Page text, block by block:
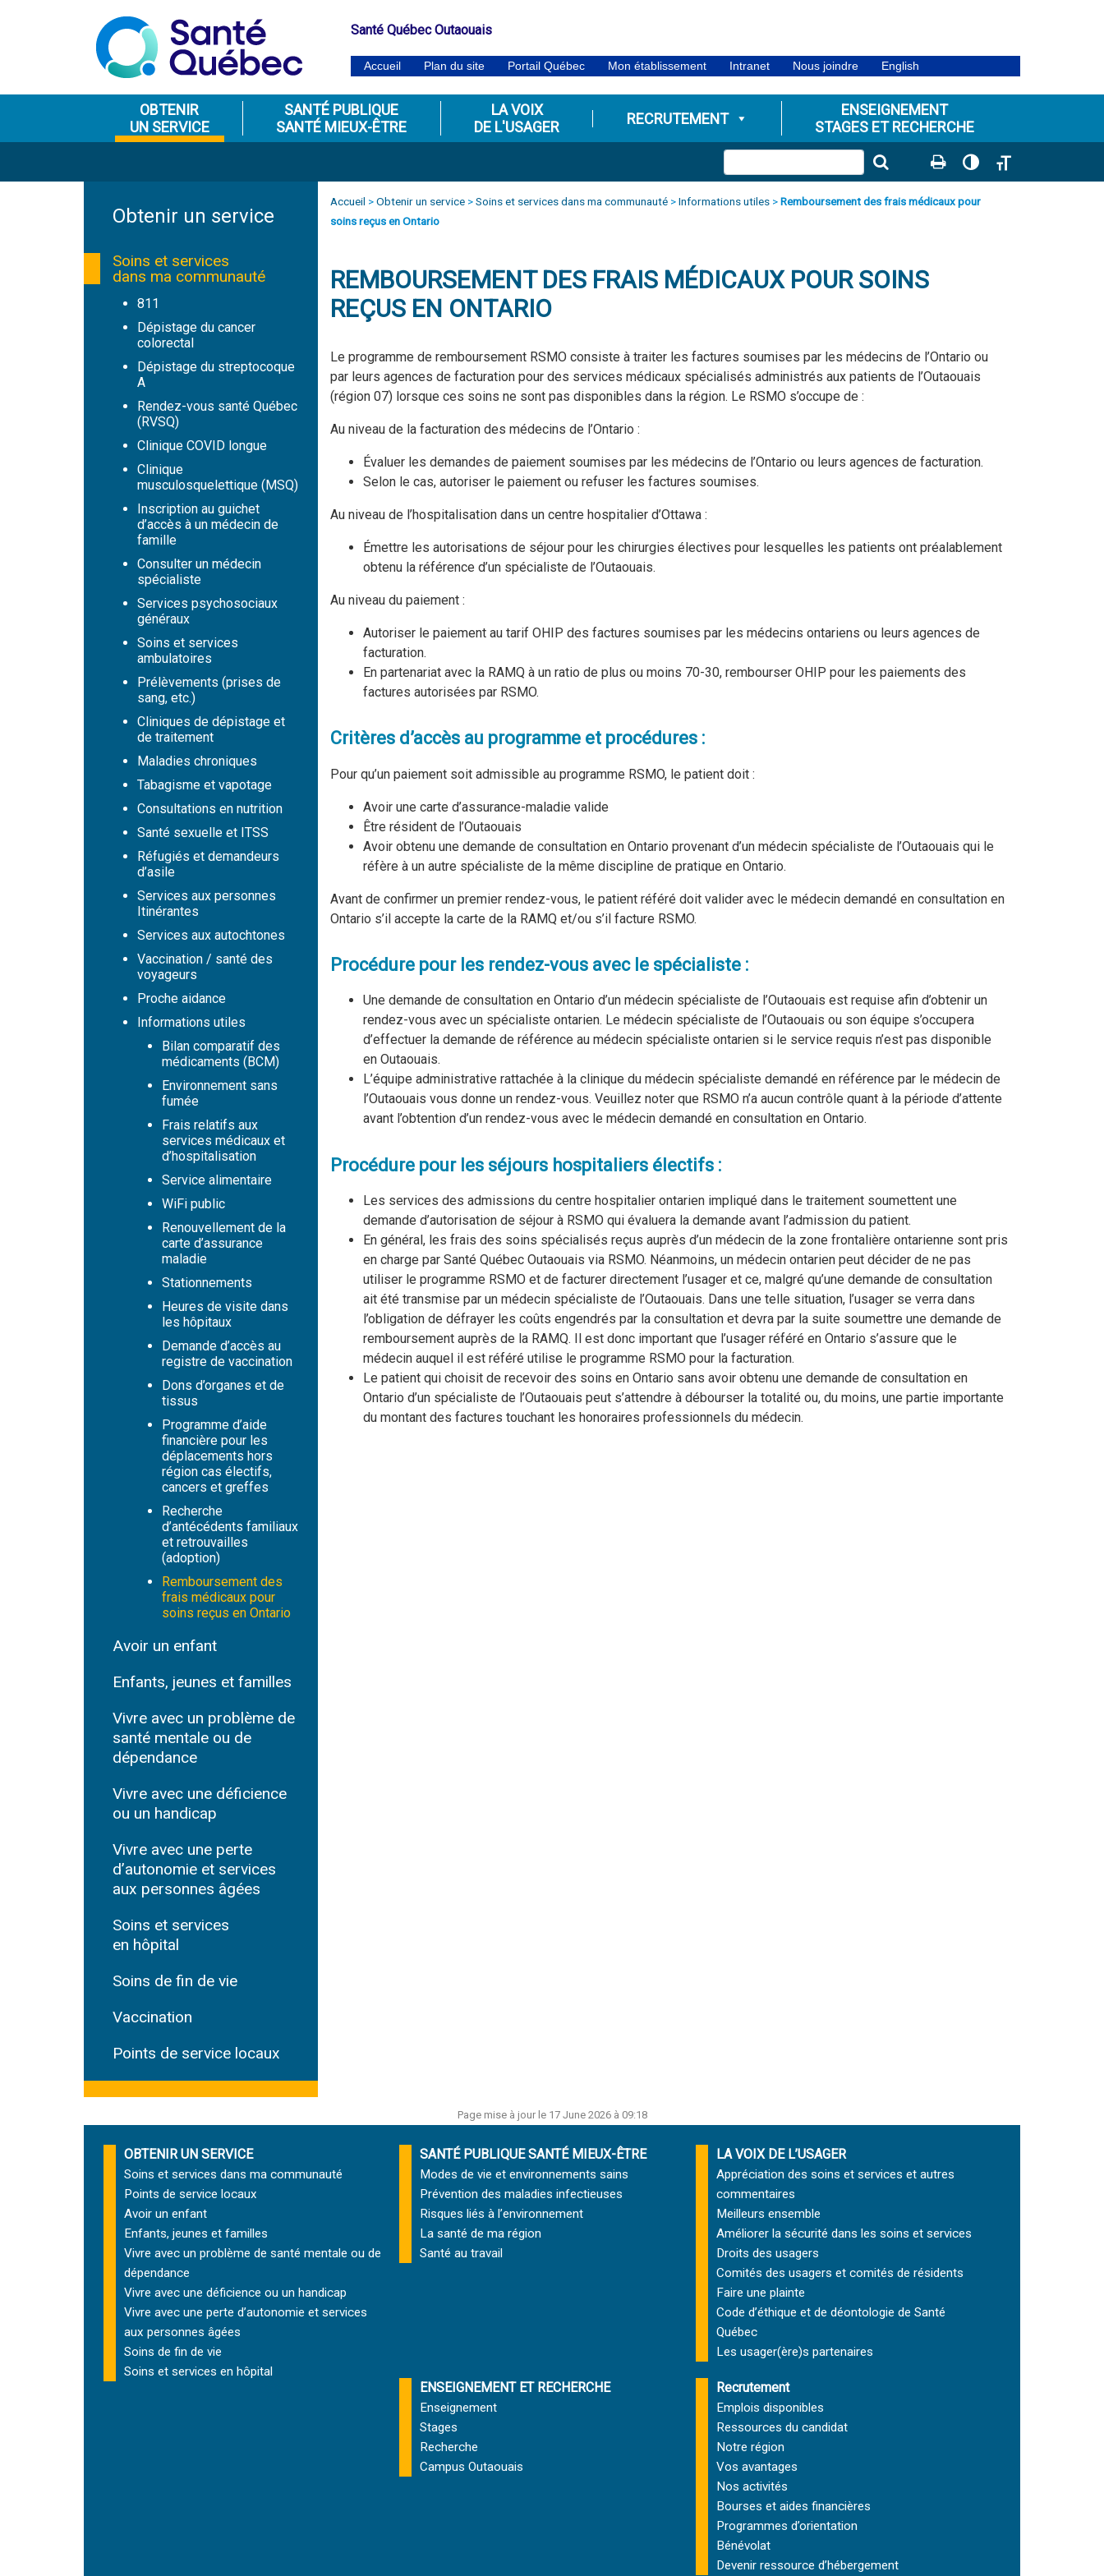
Santé Québec Outaouais
Accueil Plan du site Portail Québec Mon établissement Intranet Nous joindre English
OBTENIR
UN SERVICE
SANTÉ PUBLIQUE
SANTÉ MIEUX-ÊTRE
LA VOIX
DE L'USAGER
RECRUTEMENT
ENSEIGNEMENT
STAGES ET RECHERCHE
Passer en contraste
Changer la taille
Obtenir un service
Soins et services
dans ma communauté
811
Dépistage du cancer
colorectal
Dépistage du streptocoque
A
Rendez-vous santé Québec
(RVSQ)
Clinique COVID longue
Clinique
musculosquelettique (MSQ)
Inscription au guichet
d’accès à un médecin de
famille
Consulter un médecin
spécialiste
Services psychosociaux
généraux
Soins et services
ambulatoires
Prélèvements (prises de
sang, etc.)
Cliniques de dépistage et
de traitement
Maladies chroniques
Tabagisme et vapotage
Consultations en nutrition
Santé sexuelle et ITSS
Réfugiés et demandeurs
d’asile
Services aux personnes
Itinérantes
Services aux autochtones
Vaccination / santé des
voyageurs
Proche aidance
Informations utiles
Bilan comparatif des
médicaments (BCM)
Environnement sans
fumée
Frais relatifs aux
services médicaux et
d’hospitalisation
Service alimentaire
WiFi public
Renouvellement de la
carte d’assurance
maladie
Stationnements
Heures de visite dans
les hôpitaux
Demande d’accès au
registre de vaccination
Dons d’organes et de
tissus
Programme d’aide
financière pour les
déplacements hors
région cas électifs,
cancers et greffes
Recherche
d’antécédents familiaux
et retrouvailles
(adoption)
Remboursement des
frais médicaux pour
soins reçus en Ontario
Avoir un enfant
Enfants, jeunes et familles
Vivre avec un problème de
santé mentale ou de
dépendance
Vivre avec une déficience
ou un handicap
Vivre avec une perte
d’autonomie et services
aux personnes âgées
Soins et services
en hôpital
Soins de fin de vie
Vaccination
Points de service locaux
Accueil >Obtenir un service >Soins et services dans ma communauté >Informations utiles >Remboursement des frais médicaux pour
soins reçus en Ontario
REMBOURSEMENT DES FRAIS MÉDICAUX POUR SOINS
REÇUS EN ONTARIO
Le programme de remboursement RSMO consiste à traiter les factures soumises par les médecins de l’Ontario ou
par leurs agences de facturation pour des services médicaux spécialisés administrés aux patients de l’Outaouais
(région 07) lorsque ces soins ne sont pas disponibles dans la région. Le RSMO s’occupe de :
Au niveau de la facturation des médecins de l’Ontario :
Évaluer les demandes de paiement soumises par les médecins de l’Ontario ou leurs agences de facturation.
Selon le cas, autoriser le paiement ou refuser les factures soumises.
Au niveau de l’hospitalisation dans un centre hospitalier d’Ottawa :
Émettre les autorisations de séjour pour les chirurgies électives pour lesquelles les patients ont préalablement
obtenu la référence d’un spécialiste de l’Outaouais.
Au niveau du paiement :
Autoriser le paiement au tarif OHIP des factures soumises par les médecins ontariens ou leurs agences de
facturation.
En partenariat avec la RAMQ à un ratio de plus ou moins 70-30, rembourser OHIP pour les paiements des
factures autorisées par RSMO.
Critères d’accès au programme et procédures :
Pour qu’un paiement soit admissible au programme RSMO, le patient doit :
Avoir une carte d’assurance-maladie valide
Être résident de l’Outaouais
Avoir obtenu une demande de consultation en Ontario provenant d’un médecin spécialiste de l’Outaouais qui le
réfère à un autre spécialiste de la même discipline de pratique en Ontario.
Avant de confirmer un premier rendez-vous, le patient référé doit valider avec le médecin demandé en consultation en
Ontario s’il accepte la carte de la RAMQ et/ou s’il facture RSMO.
Procédure pour les rendez-vous avec le spécialiste :
Une demande de consultation en Ontario d’un médecin spécialiste de l’Outaouais est requise afin d’obtenir un
rendez-vous avec un spécialiste ontarien. Le médecin spécialiste de l’Outaouais ou son équipe s’occupera
d’effectuer la demande de référence au médecin spécialiste ontarien si le service requis n’est pas disponible
en Outaouais.
L’équipe administrative rattachée à la clinique du médecin spécialiste demandé en référence par le médecin de
l’Outaouais vous donne un rendez-vous. Veuillez noter que RSMO n’a aucun contrôle quant à la période d’attente
avant l’obtention d’un rendez-vous avec le médecin demandé en consultation en Ontario.
Procédure pour les séjours hospitaliers électifs :
Les services des admissions du centre hospitalier ontarien impliqué dans le traitement soumettent une
demande d’autorisation de séjour à RSMO qui évaluera la demande avant l’admission du patient.
En général, les frais des soins spécialisés reçus auprès d’un médecin de la zone frontalière ontarienne sont pris
en charge par Santé Québec Outaouais via RSMO. Néanmoins, un médecin ontarien peut décider de ne pas
utiliser le programme RSMO et de facturer directement l’usager et ce, malgré qu’une demande de consultation
ait été transmise par un médecin spécialiste de l’Outaouais. Dans une telle situation, l’usager se verra dans
l’obligation de défrayer les coûts engendrés par la consultation et devra par la suite soumettre une demande de
remboursement auprès de la RAMQ. Il est donc important que l’usager référé en Ontario s’assure que le
médecin auquel il est référé utilise le programme RSMO pour la facturation.
Le patient qui choisit de recevoir des soins en Ontario sans avoir obtenu une demande de consultation en
Ontario d’un spécialiste de l’Outaouais peut s’attendre à débourser la totalité ou, du moins, une partie importante
du montant des factures touchant les honoraires professionnels du médecin.
Page mise à jour le 17 June 2026 à 09:18
OBTENIR UN SERVICE
Soins et services dans ma communauté
Points de service locaux
Avoir un enfant
Enfants, jeunes et familles
Vivre avec un problème de santé mentale ou de
dépendance
Vivre avec une déficience ou un handicap
Vivre avec une perte d’autonomie et services
aux personnes âgées
Soins de fin de vie
Soins et services en hôpital
SANTÉ PUBLIQUE SANTÉ MIEUX-ÊTRE
Modes de vie et environnements sains
Prévention des maladies infectieuses
Risques liés à l’environnement
La santé de ma région
Santé au travail
LA VOIX DE L’USAGER
Appréciation des soins et services et autres
commentaires
Meilleurs ensemble
Améliorer la sécurité dans les soins et services
Droits des usagers
Comités des usagers et comités de résidents
Faire une plainte
Code d’éthique et de déontologie de Santé
Québec
Les usager(ère)s partenaires
ENSEIGNEMENT ET RECHERCHE
Enseignement
Stages
Recherche
Campus Outaouais
Recrutement
Emplois disponibles
Ressources du candidat
Notre région
Vos avantages
Nos activités
Bourses et aides financières
Programmes d’orientation
Bénévolat
Devenir ressource d’hébergement